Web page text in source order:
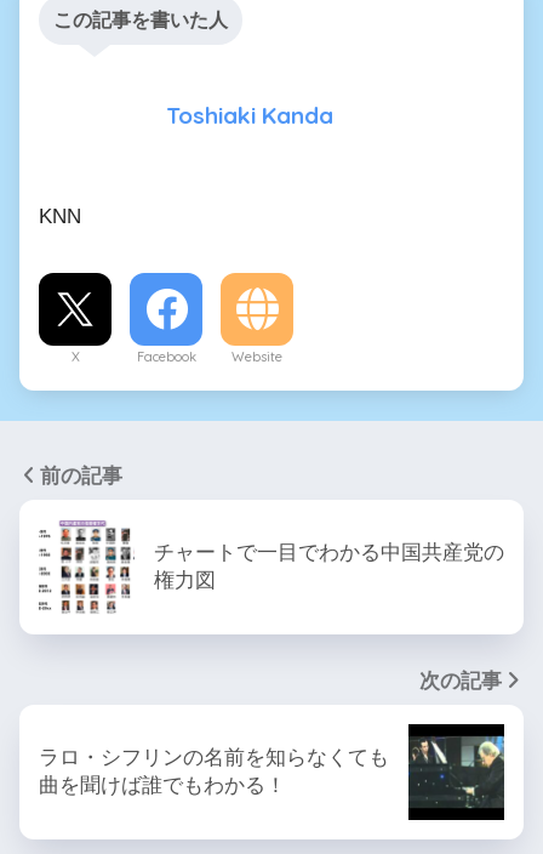
この記事を書いた人
Toshiaki Kanda
KNN
X Facebook Website
前の記事
チャートで一目でわかる中国共産党の
権力図
次の記事
ラロ・シフリンの名前を知らなくても
曲を聞けば誰でもわかる！